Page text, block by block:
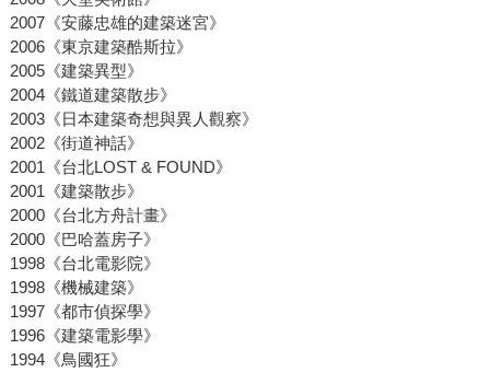
2007《安藤忠雄的建築迷宮》
2006《東京建築酷斯拉》
2005《建築異型》
2004《鐵道建築散步》
2003《日本建築奇想與異人觀察》
2002《街道神話》
2001《台北LOST & FOUND》
2001《建築散步》
2000《台北方舟計畫》
2000《巴哈蓋房子》
1998《台北電影院》
1998《機械建築》
1997《都市偵探學》
1996《建築電影學》
1994《鳥國狂》